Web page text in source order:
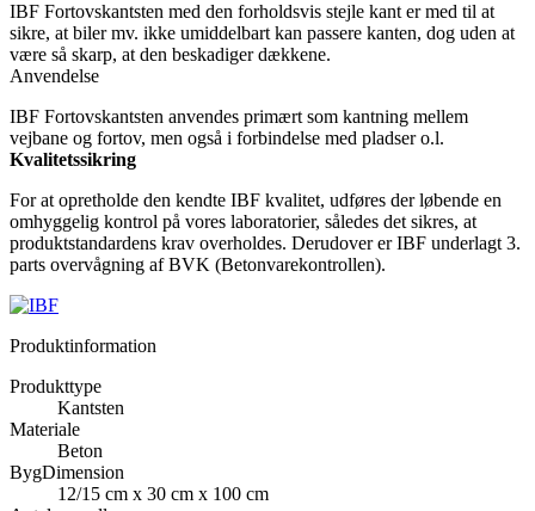
IBF Fortovskantsten med den forholdsvis stejle kant er med til at
sikre, at biler mv. ikke umiddelbart kan passere kanten, dog uden at
være så skarp, at den beskadiger dækkene.
Anvendelse
IBF Fortovskantsten anvendes primært som kantning mellem
vejbane og fortov, men også i forbindelse med pladser o.l.
Kvalitetssikring
For at opretholde den kendte IBF kvalitet, udføres der løbende en
omhyggelig kontrol på vores laboratorier, således det sikres, at
produktstandardens krav overholdes. Derudover er IBF underlagt 3.
parts overvågning af BVK (Betonvarekontrollen).
Produktinformation
Produkttype
Kantsten
Materiale
Beton
BygDimension
12/15 cm x 30 cm x 100 cm